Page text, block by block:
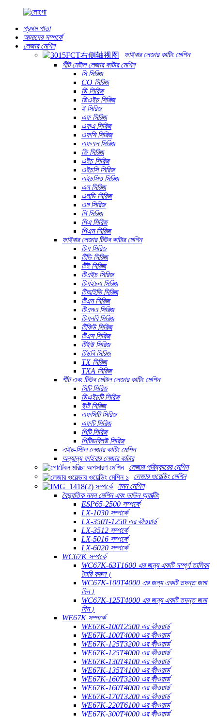
প্রথম পাতা
আমাদের সম্পর্কে
লেজার মেশিন
ফাইবার লেজার কাটিং মেশিন
শীট মেটাল লেজার কাটার মেশিন
সি সিরিজ
CO সিরিজ
ডি সিরিজ
ডিএইচ সিরিজ
ই সিরিজ
এফ সিরিজ
এফএ সিরিজ
এফসি সিরিজ
এফএল সিরিজ
জি সিরিজ
এইচ সিরিজ
এইচসি সিরিজ
এইচসিও সিরিজ
এল সিরিজ
এলডি সিরিজ
এম সিরিজ
পি সিরিজ
পিএ সিরিজ
পিএম সিরিজ
ফাইবার লেজার টিউব কাটার মেশিন
টিএ সিরিজ
টিডি সিরিজ
টিই সিরিজ
টিএইচ সিরিজ
টিএইচএ সিরিজ
টিআইভি সিরিজ
টিএন সিরিজ
টিএনএ সিরিজ
টিএনবি সিরিজ
টিকিউ সিরিজ
টিএস সিরিজ
টিইউ সিরিজ
টিউবি সিরিজ
TX সিরিজ
TXA সিরিজ
শীট এবং টিউব মেটাল লেজার কাটিং মেশিন
সিটি সিরিজ
ডিএইচটি সিরিজ
ইটি সিরিজ
এফসিটি সিরিজ
এফটি সিরিজ
পিটি সিরিজ
পিটিডব্লিউ সিরিজ
এইচ-স্টিল লেজার কাটিং মেশিন
অন্যান্য ফাইবার লেজার কাটার
লেজার পরিষ্কারের মেশিন
লেজার ওয়েল্ডিং মেশিন
নমন মেশিন
বৈদ্যুতিক নমন মেশিন এবং ডাউন অ্যাক্টিং
ESP65-2500 সম্পর্কে
LX-1030 সম্পর্কে
LX-350T-1250 এর কীওয়ার্ড
LX-3512 সম্পর্কে
LX-5016 সম্পর্কে
LX-6020 সম্পর্কে
WC67K সম্পর্কে
WC67K-63T1600 এর জন্য একটি সম্পূর্ণ তালিকা
তৈরি করুন।
WC67K-100T4000 এর জন্য একটি তদন্ত জমা
দিন।
WC67K-125T4000 এর জন্য একটি তদন্ত জমা
দিন।
WE67K সম্পর্কে
WE67K-100T2500 এর কীওয়ার্ড
WE67K-100T4000 এর কীওয়ার্ড
WE67K-125T3200 এর কীওয়ার্ড
WE67K-125T4000 এর কীওয়ার্ড
WE67K-130T4100 এর কীওয়ার্ড
WE67K-135T4100 এর কীওয়ার্ড
WE67K-160T3200 এর কীওয়ার্ড
WE67K-160T4000 এর কীওয়ার্ড
WE67K-170T3200 এর কীওয়ার্ড
WE67K-220T6100 এর কীওয়ার্ড
WE67K-300T4000 এর কীওয়ার্ড